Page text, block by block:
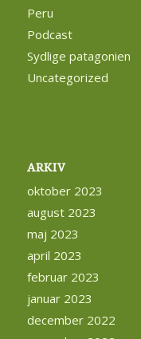
Peru
Podcast
Sydlige patagonien
Uncategorized
ARKIV
oktober 2023
august 2023
maj 2023
april 2023
februar 2023
januar 2023
december 2022